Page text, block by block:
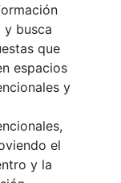
y busca
que
espacios
y
el
y la